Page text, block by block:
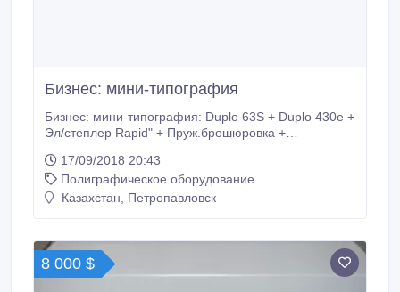
Бизнес: мини-типография
Бизнес: мини-типография: Duplo 63S + Duplo 430e +
Эл/степлер Rapid" + Пруж.брошюровка +
17/09/2018 20:43
Полиграфическое оборудование
Казахстан, Петропавловск
8 000 $